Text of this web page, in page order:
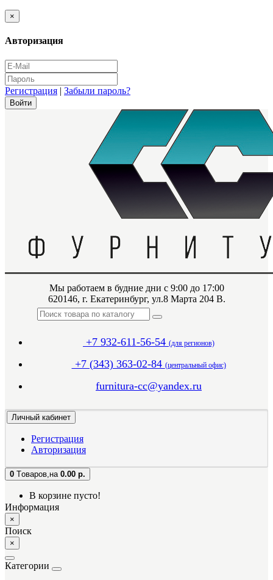
×
Авторизация
Регистрация | Забыли пароль?
Мы работаем в будние дни с 9:00 до 17:00
620146, г. Екатеринбург, ул.8 Марта 204 В.
+7 932-611-56-54 (для регионов)
+7 (343) 363-02-84 (центральный офис)
furnitura-cc@yandex.ru
Личный кабинет
Регистрация
Авторизация
0 Tоваров, на 0.00 р.
В корзине пусто!
Информация
×
Поиск
×
Категории